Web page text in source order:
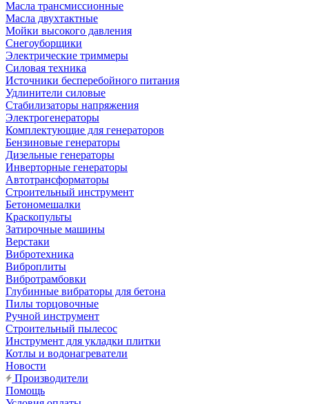
Масла трансмиссионные
Масла двухтактные
Мойки высокого давления
Снегоуборщики
Электрические триммеры
Силовая техника
Источники бесперебойного питания
Удлинители силовые
Стабилизаторы напряжения
Электрогенераторы
Комплектующие для генераторов
Бензиновые генераторы
Дизельные генераторы
Инверторные генераторы
Автотрансформаторы
Строительный инструмент
Бетономешалки
Краскопульты
Затирочные машины
Верстаки
Вибротехника
Виброплиты
Вибротрамбовки
Глубинные вибраторы для бетона
Пилы торцовочные
Ручной инструмент
Строительный пылесос
Инструмент для укладки плитки
Котлы и водонагреватели
Новости
Производители
Помощь